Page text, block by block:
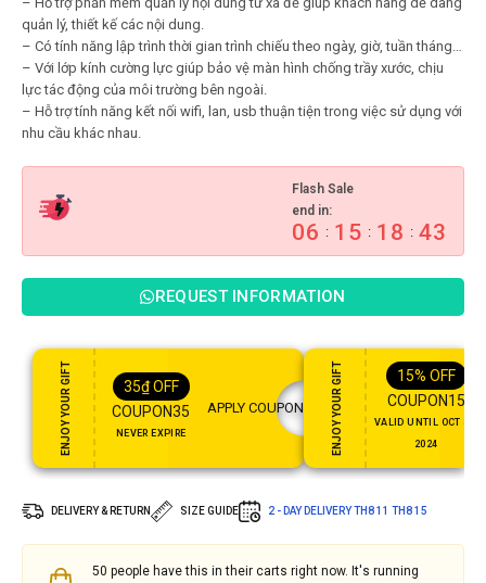
quản lý, thiết kế các nội dung.
– Có tính năng lập trình thời gian trình chiếu theo ngày, giờ, tuần tháng…
– Với lớp kính cường lực giúp bảo vệ màn hình chống trầy xước, chịu
lực tác động của môi trường bên ngoài.
– Hỗ trợ tính năng kết nối wifi, lan, usb thuận tiện trong việc sử dụng với
nhu cầu khác nhau.
Flash Sale
end in:
06 : 15 : 18 : 42
REQUEST INFORMATION
ENJOY YOUR GIFT 35₫ OFF
COUPON35
NEVER EXPIRE
APPLY COUPON ENJOY YOUR GIFT 15% OFF
COUPON15
VALID UNTIL OCT 31,
2024
DELIVERY & RETURN SIZE GUIDE 2 - DAY DELIVERYTH8 11 TH8 15
50 people have this in their carts right now. It's running